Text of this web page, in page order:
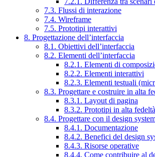
7.3. Flussi di interazione
7.4. Wireframe
7.5. Prototipi interattivi
8. Progettazione dell’interfaccia
8.1. Obiettivi dell’interfaccia
8.2. Elementi dell’interfaccia
8.2.1. Elementi di
8.2.2. Elementi interattivi
8.2.3. Elementi testuali
8.3. Progettare e costruire in alta
8.3.1. Layout di pagina
8.3.2. Prototipi in alta fedeltà
8.4. Progettare con il design
8.4.1. Documentazione
8.4.2. Benefici del design
8.4.3. Risorse operative
8.4.4. Come contribuire al